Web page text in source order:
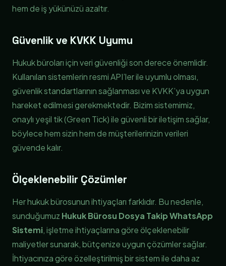
hem de iş yükünüzü azaltır.
Güvenlik ve KVKK Uyumu
Hukuk büroları için veri güvenliği son derece önemlidir.
Kullanılan sistemlerin resmi API’ler ile uyumlu olması,
güvenlik standartlarının sağlanması ve KVKK’ya uygun
hareket edilmesi gerekmektedir. Bizim sistemimiz,
onaylı yeşil tik (Green Tick) ile güvenli bir iletişim sağlar,
böylece hem sizin hem de müşterilerinizin verileri
güvende kalır.
Ölçeklenebilir Çözümler
Her hukuk bürosunun ihtiyaçları farklıdır. Bu nedenle,
sunduğumuz Hukuk Bürosu Dosya Takip WhatsApp
Sistemi, işletme ihtiyaçlarına göre ölçeklenebilir
maliyetler sunarak, bütçenize uygun çözümler sağlar.
İhtiyacınıza göre özelleştirilmiş bir sistem ile daha az